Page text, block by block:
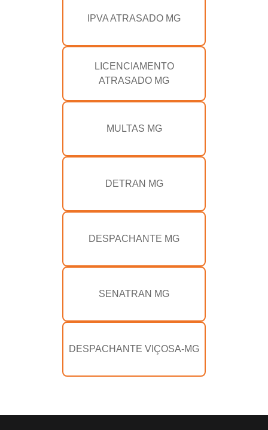
IPVA ATRASADO MG
LICENCIAMENTO
ATRASADO MG
MULTAS MG
DETRAN MG
DESPACHANTE MG
SENATRAN MG
DESPACHANTE VIÇOSA-MG